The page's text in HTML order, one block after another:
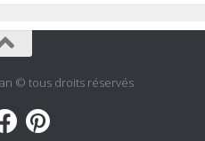
© tous droits réservés